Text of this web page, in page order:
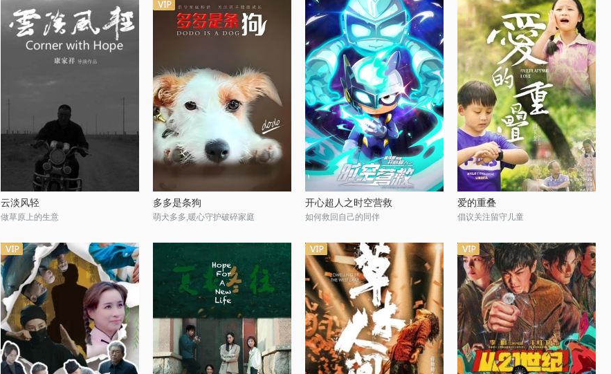
云淡风轻
做草原上的生意
多多是条狗
萌犬多多,暖心守护破碎家庭
开心超人之时空营救
如何救回自己的同伴
爱的重叠
倡议关注留守儿童